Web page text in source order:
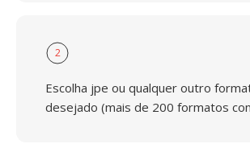
2
Escolha jpe ou qualquer outro
desejado (mais de 200 formatos